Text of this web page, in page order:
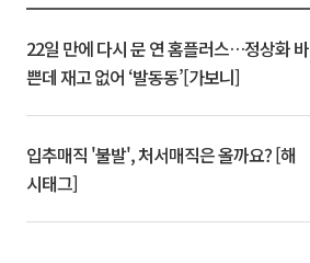
22일 만에 다시 문 연 홈플러스…정상화 바
쁜데 재고 없어 ‘발동동’[가보니]
입추매직 '불발', 처서매직은 올까요? [해
시태그]